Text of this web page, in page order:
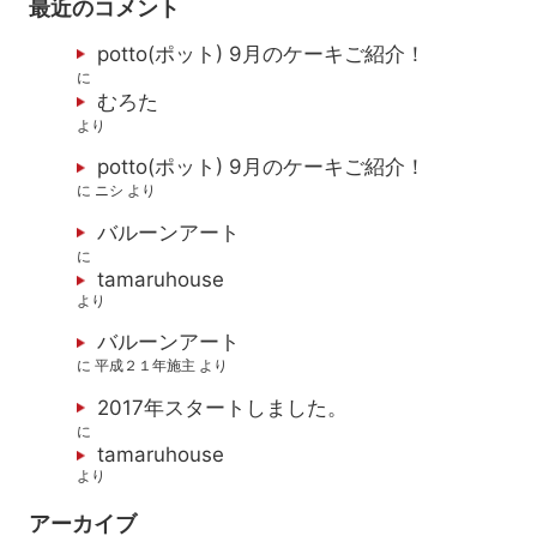
最近のコメント
potto(ポット) 9月のケーキご紹介！
に
むろた
より
potto(ポット) 9月のケーキご紹介！
に ニシ より
バルーンアート
に
tamaruhouse
より
バルーンアート
に平成２１年施主 より
2017年スタートしました。
に
tamaruhouse
より
アーカイブ